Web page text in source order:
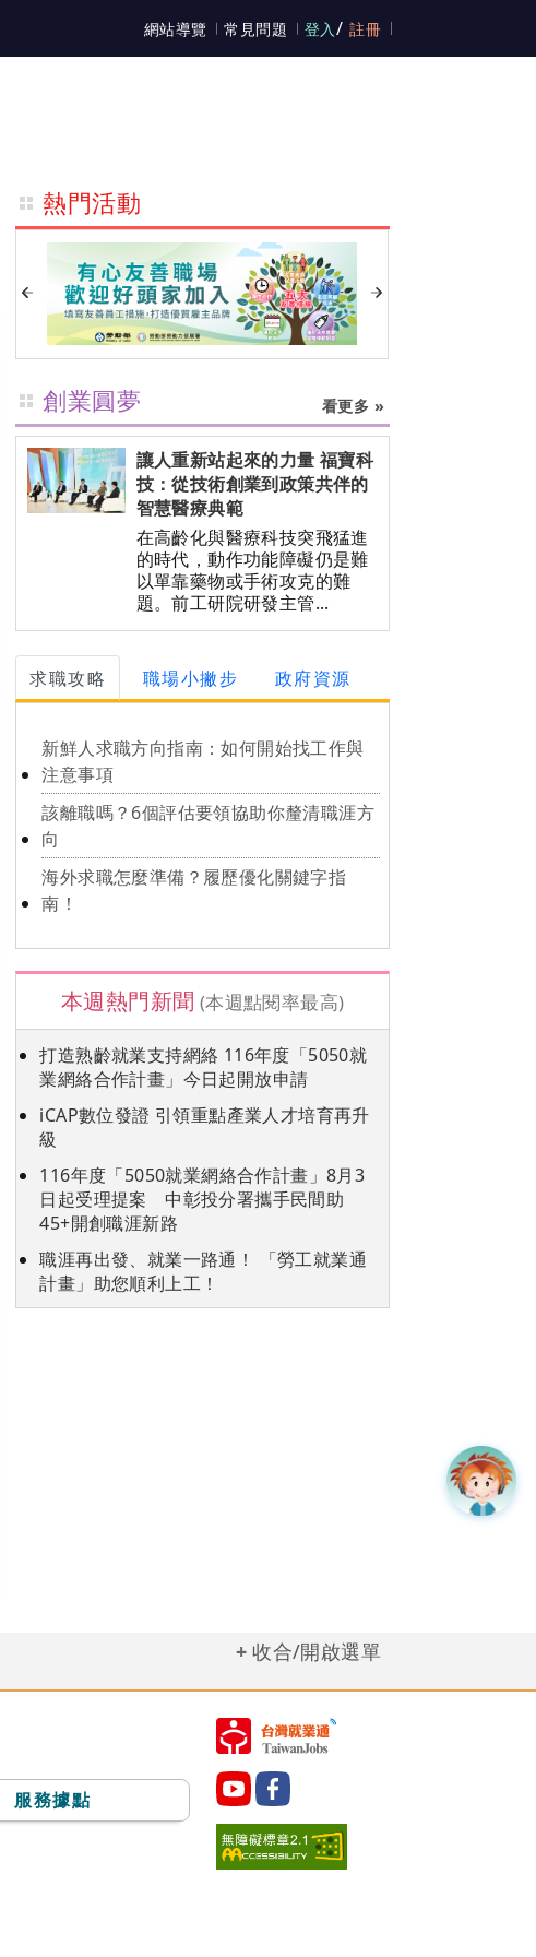
網站導覽 常見問題 登入 / 註冊
熱門活動
創業圓夢 看更多 »
讓人重新站起來的力量 福寶科
技：從技術創業到政策共伴的
智慧醫療典範
在高齡化與醫療科技突飛猛進
的時代，動作功能障礙仍是難
以單靠藥物或手術攻克的難
題。前工研院研發主管...
求職攻略 職場小撇步 政府資源
新鮮人求職方向指南：如何開始找工作與
注意事項
該離職嗎？6個評估要領協助你釐清職涯方
向
海外求職怎麼準備？履歷優化關鍵字指
南！
本週熱門新聞 (本週點閱率最高)
打造熟齡就業支持網絡 116年度「5050就
業網絡合作計畫」今日起開放申請
iCAP數位發證 引領重點產業人才培育再升
級
116年度「5050就業網絡合作計畫」8月3
日起受理提案 中彰投分署攜手民間助
45+開創職涯新路
職涯再出發、就業一路通！ 「勞工就業通
計畫」助您順利上工！
收合/開啟選單
服務據點